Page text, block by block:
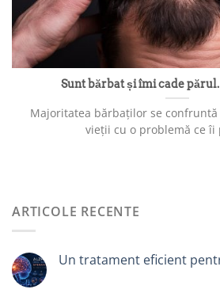
Sunt bărbat și îmi cade părul.
Majoritatea bărbaților se
vieții cu o problemă ce îi
ARTICOLE RECENTE
Un tratament eficient